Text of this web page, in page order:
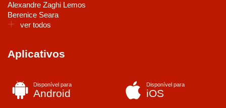
Alexandre Zaghi Lemos
Berenice Seara
ver todos
Aplicativos
Disponível para
Android
Disponível para
iOS